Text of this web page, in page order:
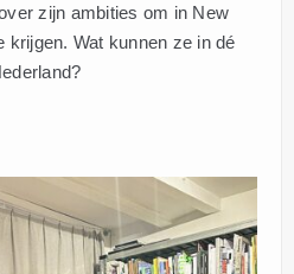
zijn ambities om in New
krijgen. Wat kunnen ze in dé